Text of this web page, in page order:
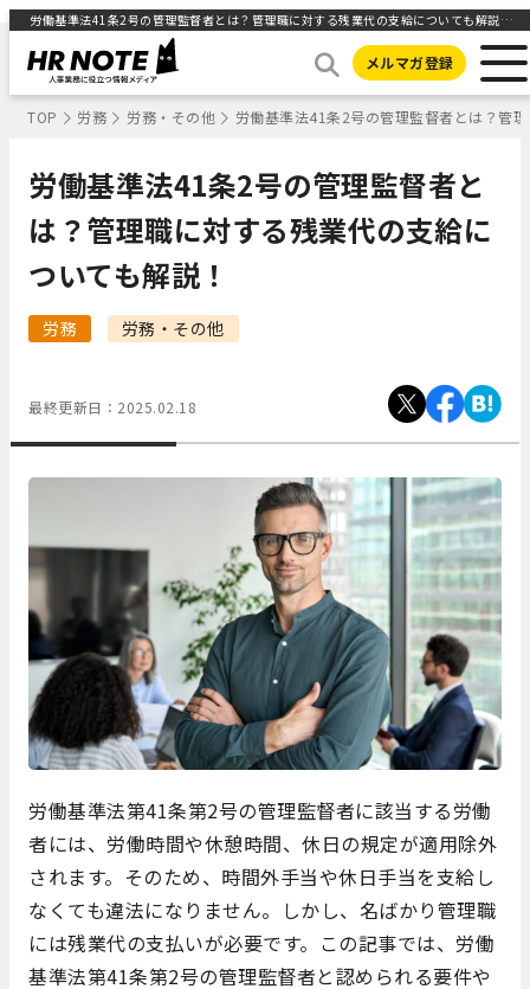
労働基準法41条2号の管理監督者とは？管理職に対する残業代の支給についても解説！ ｜HR NOTE
メルマガ登録
TOP 労務 労務・その他 労働基準法41条2号の管理監督者とは？管
労働基準法41条2号の管理監督者と
は？管理職に対する残業代の支給に
ついても解説！
労務 労務・その他
最終更新日： 2025.02.18
労働基準法第41条第2号の管理監督者に該当する労働
者には、労働時間や休憩時間、休日の規定が適用除外
されます。そのため、時間外手当や休日手当を支給し
なくても違法になりません。しかし、名ばかり管理職
には残業代の支払いが必要です。この記事では、労働
基準法第41条第2号の管理監督者と認められる要件や